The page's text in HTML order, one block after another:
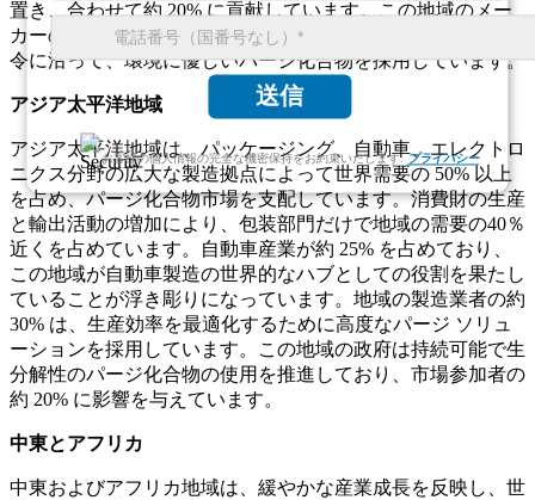
送信
お客様の個人情報の完全な機密保持をお約束いたします. プライバシー
置き、合わせて約 20% に貢献しています。この地域のメー
カーの 35% 以上が、持続可能性と産業効率に関する EU 指
令に沿って、環境に優しいパージ化合物を採用しています。
アジア太平洋地域
アジア太平洋地域は、パッケージング、自動車、エレクトロ
ニクス分野の広大な製造拠点によって世界需要の 50% 以上
を占め、パージ化合物市場を支配しています。消費財の生産
と輸出活動の増加により、包装部門だけで地域の需要の40％
近くを占めています。自動車産業が約 25% を占めており、
この地域が自動車製造の世界的なハブとしての役割を果たし
ていることが浮き彫りになっています。地域の製造業者の約
30% は、生産効率を最適化するために高度なパージ ソリュ
ーションを採用しています。この地域の政府は持続可能で生
分解性のパージ化合物の使用を推進しており、市場参加者の
約 20% に影響を与えています。
中東とアフリカ
中東およびアフリカ地域は、緩やかな産業成長を反映し、世